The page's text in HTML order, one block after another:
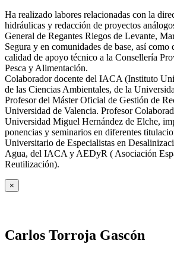
Ha realizado labores relacionadas con la
hidráulicas y redacción de proyectos
General de Regantes Riegos de Levante,
Segura y en comunidades de base, así como
calidad de apoyo técnico a la Consellería
Pesca y Alimentación.
Colaborador docente del IACA (Instituto
de las Ciencias Ambientales, de la
Profesor del Máster Oficial de Gestión de
Universidad de Valencia. Profesor
Universidad Miguel Hernández de Elche,
ponencias y seminarios en diferentes
Universitario de Especialistas en
Agua, del IACA y AEDyR ( Asociación
Reutilización).
×
Carlos Torroja Gascón